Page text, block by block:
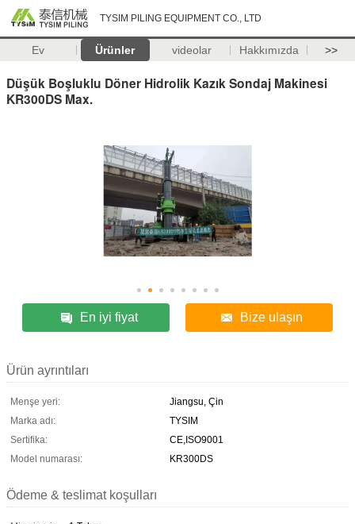
TYSIM PILING EQUIPMENT CO., LTD
Ev Ürünler videolar Hakkımızda >>
Düşük Boşluklu Döner Hidrolik Kazık Sondaj Makinesi
KR300DS Max.
En iyi fiyat Bize ulaşın
Ürün ayrıntıları
Menşe yeri:
Jiangsu, Çin
Marka adı:
TYSIM
Sertifika:
CE,ISO9001
Model numarası:
KR300DS
Ödeme & teslimat koşulları